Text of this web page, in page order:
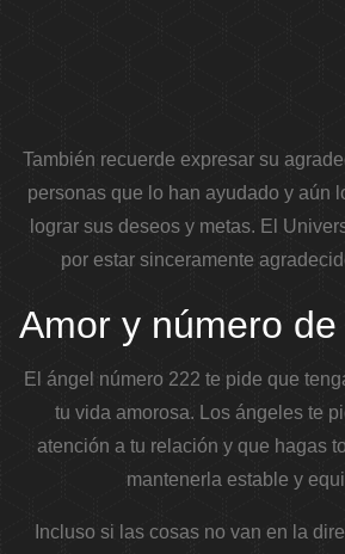
También recuerde expresar su
personas que lo han ayudado y aún
lograr sus deseos y metas. El
por estar sinceramente
Amor y número
El ángel número 222 te pide que
tu vida amorosa. Los ángeles te
atención a tu relación y que hagas
mantenerla estable y
Incluso si las cosas no van en la